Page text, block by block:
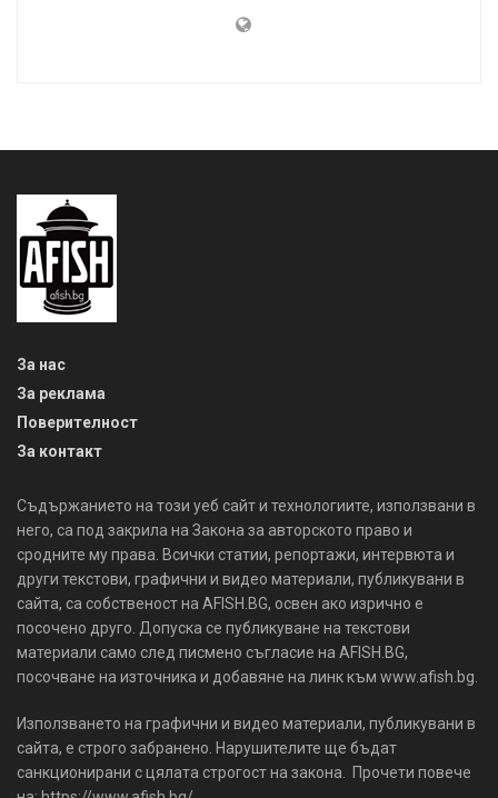
За нас
За реклама
Поверителност
За контакт
Съдържанието на този уеб сайт и технологиите, използвани в
него, са под закрила на Закона за авторското право и
сродните му права. Всички статии, репортажи, интервюта и
други текстови, графични и видео материали, публикувани в
сайта, са собственост на AFISH.BG, освен ако изрично е
посочено друго. Допуска се публикуване на текстови
материали само след писмено съгласие на AFISH.BG,
посочване на източника и добавяне на линк към www.afish.bg.
Използването на графични и видео материали, публикувани в
сайта, е строго забранено. Нарушителите ще бъдат
санкционирани с цялата строгост на закона. Прочети повече